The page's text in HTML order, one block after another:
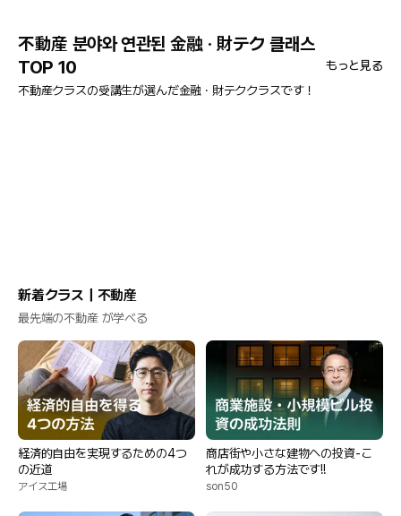
不動産 분야와 연관된 金融 · 財テク 클래스
TOP 10
不動産クラスの受講生が選んだ金融 · 財テククラスです！
もっと見る
新着クラス｜不動産
最先端の不動産 が学べる
経済的自由を実現するための4つ
の近道
アイス工場
商店街や小さな建物への投資-こ
れが成功する方法です!!
son50